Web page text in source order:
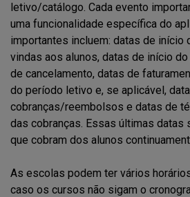
letivo/catálogo. Cada evento
uma funcionalidade específica do
importantes incluem: datas de início
vindas aos alunos, datas de início
de cancelamento, datas de
do período letivo e, se aplicável,
cobranças/reembolsos e datas de
das cobranças. Essas últimas datas
que cobram dos alunos
As escolas podem ter vários
caso os cursos não sigam o